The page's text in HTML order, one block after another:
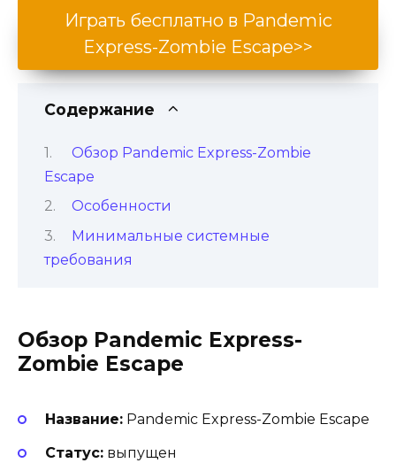
Играть бесплатно в Pandemic
Express-Zombie Escape>>
Содержание
Обзор Pandemic Express-Zombie
Escape
Особенности
Минимальные системные
требования
Обзор Pandemic Express-
Zombie Escape
Название:Pandemic Express-Zombie Escape
Статус:выпущен